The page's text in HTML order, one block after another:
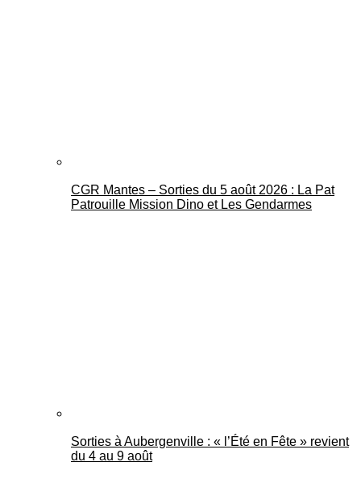
CGR Mantes – Sorties du 5 août 2026 : La Pat
Patrouille Mission Dino et Les Gendarmes
Sorties à Aubergenville : « l’Été en Fête » revient
du 4 au 9 août